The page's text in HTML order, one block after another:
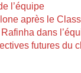
l’équipe
après le
dans
futures du